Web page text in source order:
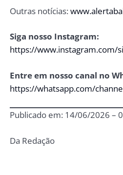
Outras notícias:
Siga nosso Instagram:
https://www.instagram.com/
Entre em nosso canal no
https://whatsapp.com/
Publicado em: 14/06/2026 –
Da Redação